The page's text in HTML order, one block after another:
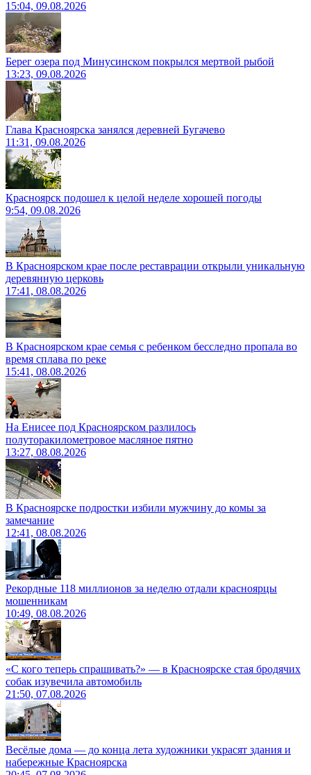
15:04, 09.08.2026
Берег озера под Минусинском покрылся мертвой рыбой
13:23, 09.08.2026
Глава Красноярска занялся деревней Бугачево
11:31, 09.08.2026
Красноярск подошел к целой неделе хорошей погоды
9:54, 09.08.2026
В Красноярском крае после реставрации открыли уникальную
деревянную церковь
17:41, 08.08.2026
В Красноярском крае семья с ребенком бесследно пропала во
время сплава по реке
15:41, 08.08.2026
На Енисее под Красноярском разлилось
полуторакилометровое масляное пятно
13:27, 08.08.2026
В Красноярске подростки избили мужчину до комы за
замечание
12:41, 08.08.2026
Рекордные 118 миллионов за неделю отдали красноярцы
мошенникам
10:49, 08.08.2026
«С кого теперь спрашивать?» — в Красноярске стая бродячих
собак изувечила автомобиль
21:50, 07.08.2026
Весёлые дома — до конца лета художники украсят здания и
набережные Красноярска